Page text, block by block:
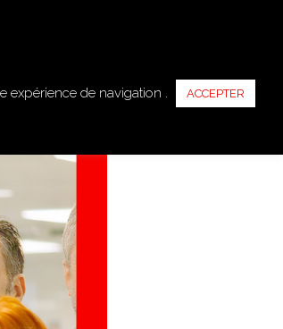
expérience de navigation . ACCEPTER